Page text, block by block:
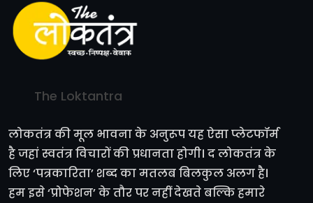
The Loktantra
लोकतंत्र की मूल भावना के अनुरूप यह ऐसा प्लेटफॉर्म
है जहां स्वतंत्र विचारों की प्रधानता होगी। द लोकतंत्र के
लिए ‘पत्रकारिता’ शब्द का मतलब बिलकुल अलग है।
हम इसे ‘प्रोफेशन’ के तौर पर नहीं देखते बल्कि हमारे